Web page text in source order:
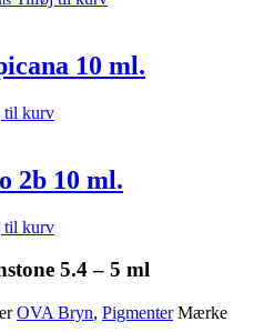
10 ml.
til kurv
2b 10 ml.
til kurv
5.4 – 5 ml
OVA Bryn, Pigmenter Mærke